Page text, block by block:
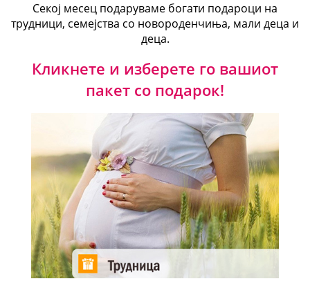
Секој месец подаруваме богати подароци на
трудници, семејства со новороденчиња, мали деца и
деца.
Кликнете и изберете го вашиот
пакет со подарок!